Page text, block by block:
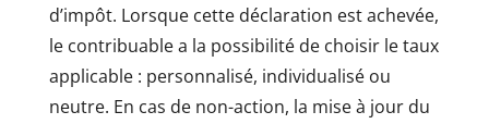
d’impôt. Lorsque cette déclaration est achevée,
le contribuable a la possibilité de choisir le taux
applicable : personnalisé, individualisé ou
neutre. En cas de non-action, la mise à jour du